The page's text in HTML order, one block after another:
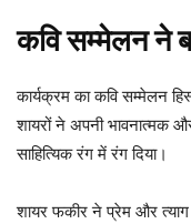
कवि सम्मेलन ने
कार्यक्रम का कवि सम्मेलन
शायरों ने अपनी भावनात्मक
साहित्यिक रंग में रंग दिया।
शायर फकीर ने प्रेम और